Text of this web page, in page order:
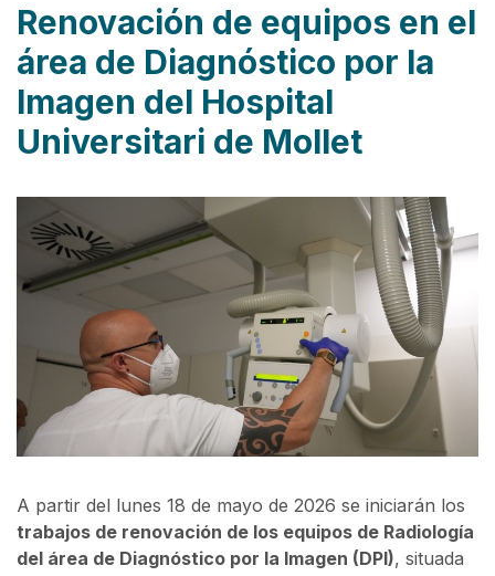
Renovación de equipos en el
área de Diagnóstico por la
Imagen del Hospital
Universitari de Mollet
A partir del lunes 18 de mayo de 2026 se iniciarán los
trabajos de renovación de los equipos de Radiología
del área de Diagnóstico por la Imagen (DPI), situada